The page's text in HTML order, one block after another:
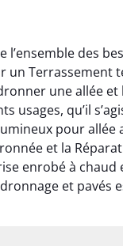
des
Terrassement
une allée
usages, qu’il
pour
et la
enrobé à
et